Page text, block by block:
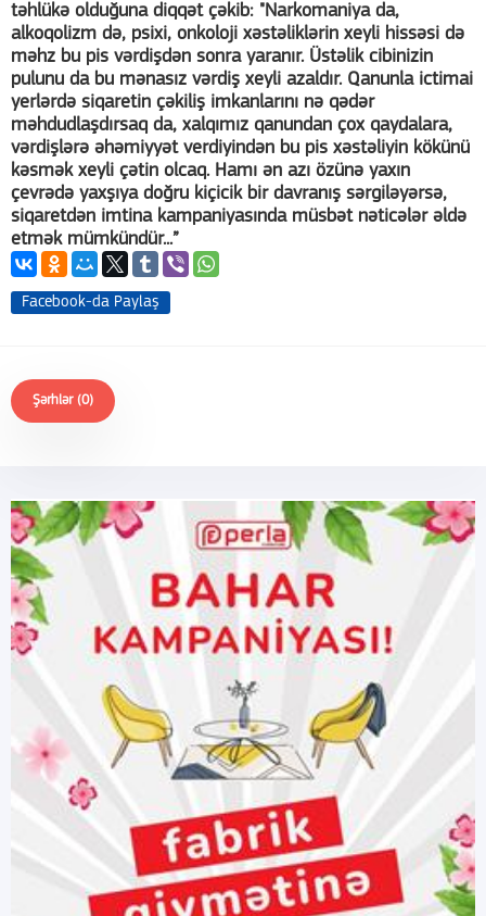
təhlükə olduğuna diqqət çəkib: "Narkomaniya da,
alkoqolizm də, psixi, onkoloji xəstəliklərin xeyli hissəsi də
məhz bu pis vərdişdən sonra yaranır. Üstəlik cibinizin
pulunu da bu mənasız vərdiş xeyli azaldır. Qanunla ictimai
yerlərdə siqaretin çəkiliş imkanlarını nə qədər
məhdudlaşdırsaq da, xalqımız qanundan çox qaydalara,
vərdişlərə əhəmiyyət verdiyindən bu pis xəstəliyin kökünü
kəsmək xeyli çətin olcaq. Hamı ən azı özünə yaxın
çevrədə yaxşıya doğru kiçicik bir davranış sərgiləyərsə,
siqaretdən imtina kampaniyasında müsbət nəticələr əldə
etmək mümkündür...”
Facebook-da Paylaş
Şərhlər (0)